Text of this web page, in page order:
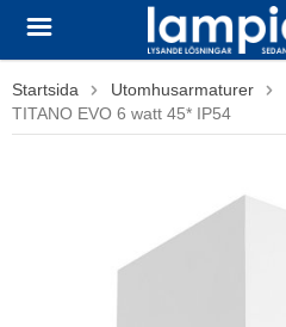
Startsida Utomhusarmaturer
TITANO EVO 6 watt 45* IP54